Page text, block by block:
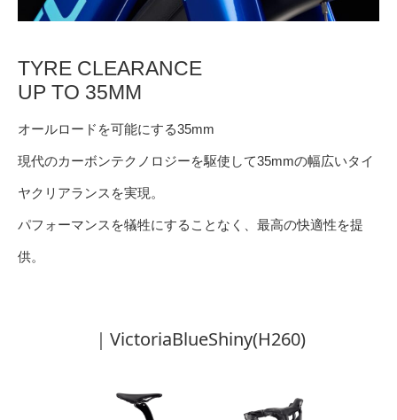
TYRE CLEARANCE
UP TO 35MM
オールロードを可能にする35mm
現代のカーボンテクノロジーを駆使して35mmの幅広いタイ
ヤクリアランスを実現。
パフォーマンスを犠牲にすることなく、最高の快適性を提
供。
｜VictoriaBlueShiny(H260)